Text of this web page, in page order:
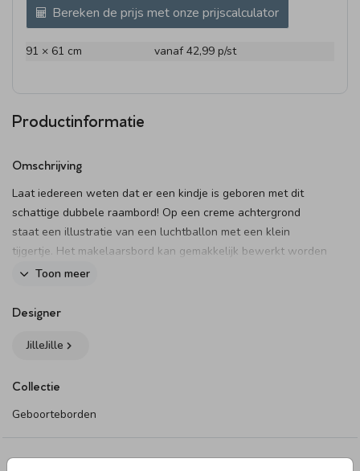
Bereken de prijs met onze prijscalculator
91 × 61 cm vanaf 42,99 p/st
Productinformatie
Omschrijving
Laat iedereen weten dat er een kindje is geboren met dit
schattige dubbele raambord! Op een creme achtergrond
staat een illustratie van een luchtballon met een klein
tijgertje. Het makelaarsbord kan gemakkelijk bewerkt worden
in onze online editor. Je maakt één zijde op in de editor en dit
Dit product maakt onderdeel uit van
Toon meer
Designer
JilleJille
Collectie
Geboorteborden